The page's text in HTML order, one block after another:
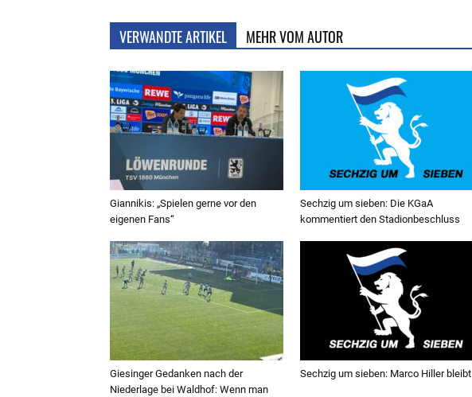
VERWANDTE ARTIKEL MEHR VOM AUTOR
Giannikis: „Spielen gerne vor den
eigenen Fans“
Sechzig um sieben: Die KGaA
kommentiert den Stadionbeschluss
Giesinger Gedanken nach der
Niederlage bei Waldhof: Wenn man
Sechzig um sieben: Marco Hiller bleibt